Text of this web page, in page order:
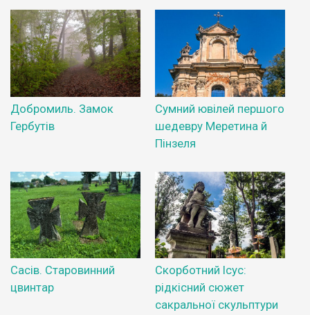
Добромиль. Замок
Гербутів
Сумний ювілей першого
шедевру Меретина й
Пінзеля
Сасів. Старовинний
цвинтар
Скорботний Ісус:
рідкісний сюжет
сакральної скульптури